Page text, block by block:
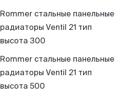
Rommer стальные панельные
радиаторы Ventil 21 тип
высота 300
Rommer стальные панельные
радиаторы Ventil 21 тип
высота 500